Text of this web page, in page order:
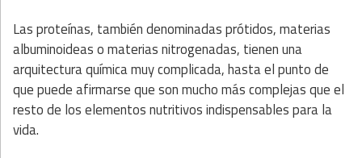
Las proteínas, también denominadas prótidos, materias
albuminoideas o materias nitrogenadas, tienen una
arquitectura química muy complicada, hasta el punto de
que puede afirmarse que son mucho más complejas que el
resto de los elementos nutritivos indispensables para la
vida.